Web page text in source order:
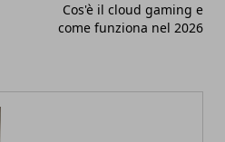
Cos'è il cloud gaming e
come funziona nel 2026